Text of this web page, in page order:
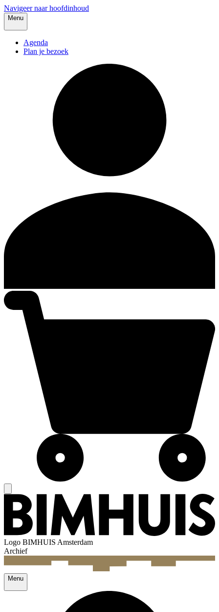
Navigeer naar hoofdinhoud
Menu
Agenda
Plan je bezoek
Logo BIMHUIS Amsterdam
Archief
Menu